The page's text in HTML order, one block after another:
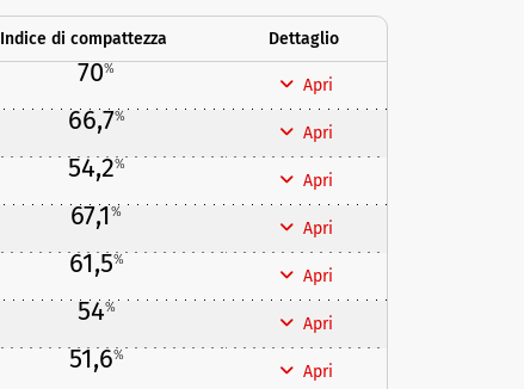
Indice di compattezza Dettaglio
70%
Apri
66,7%
Apri
54,2%
Apri
67,1%
Apri
61,5%
Apri
54%
Apri
51,6%
Apri